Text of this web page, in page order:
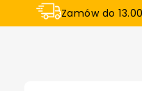
Zamów do